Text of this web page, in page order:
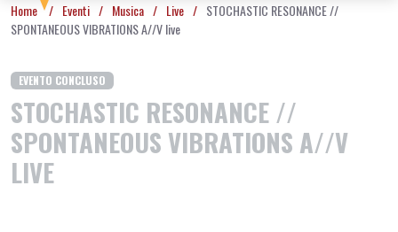
Home / Eventi / Musica / Live / STOCHASTIC RESONANCE //
SPONTANEOUS VIBRATIONS A//V live
EVENTO CONCLUSO
STOCHASTIC RESONANCE //
SPONTANEOUS VIBRATIONS A//V
LIVE